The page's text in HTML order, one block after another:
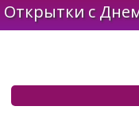
Открытки с